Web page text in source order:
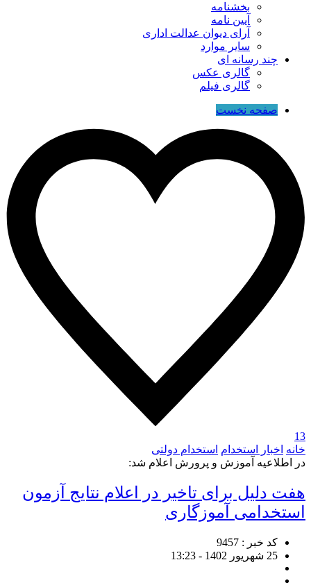
بخشنامه
آیین نامه
آرای دیوان عدالت اداری
سایر موارد
چند رسانه ای
گالری عکس
گالری فیلم
صفحه نخست
13
خانه اخبار استخدام استخدام دولتی
در اطلاعیه آموزش و پرورش اعلام شد:
هفت دلیل برای تاخیر در اعلام نتایج آزمون
استخدامی آموزگاری
کد خبر : 9457
25 شهریور 1402 - 13:23